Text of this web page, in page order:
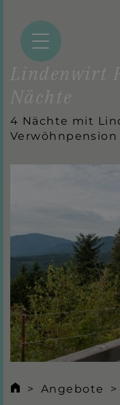
Lindenwirt
Nächte
4 Nächte mit
Verwöhnpension
Angebote